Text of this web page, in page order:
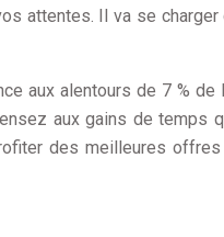
attentes. Il va se charger
aux alentours de 7 % de
aux gains de temps
des meilleures